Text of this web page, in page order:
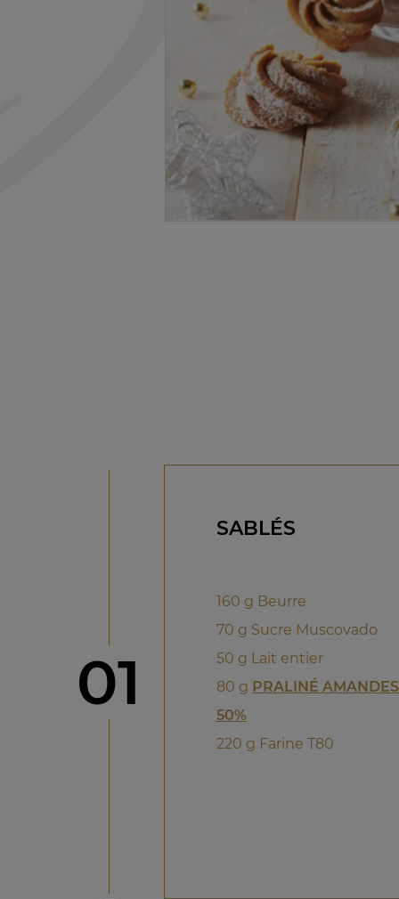
étape
01
SABLÉS
160 g Beurre
70 g Sucre Muscovado
50 g Lait entier
80 g PRALINÉ
50%
220 g Farine T80